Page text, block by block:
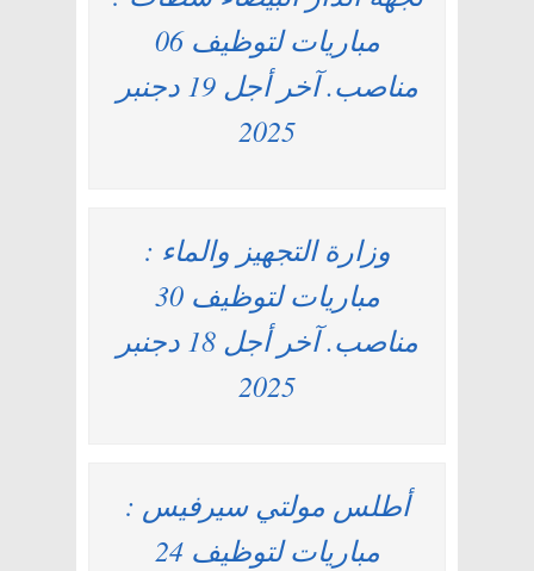
مباريات لتوظيف 06
مناصب. آخر أجل 19 دجنبر
2025
وزارة التجهيز والماء :
مباريات لتوظيف 30
مناصب. آخر أجل 18 دجنبر
2025
أطلس مولتي سيرفيس :
مباريات لتوظيف 24